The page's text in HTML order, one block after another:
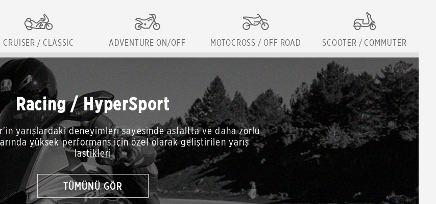
CRUISER / CLASSIC ADVENTURE ON/OFF MOTOCROSS / OFF ROAD SCOOTER / COMMUTER
Racing / HyperSport
yarışlardaki deneyimleri sayesinde asfaltta ve daha zorlu
yüksek performans için özel olarak geliştirilen yarış
lastikleri
TÜMÜNÜ GÖR